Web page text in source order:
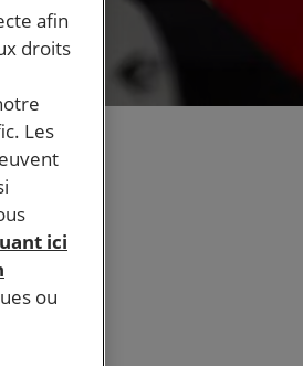
afin
droits
Les
ici
ou